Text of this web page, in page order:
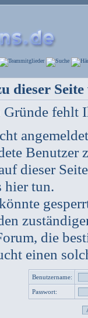
dieser
fehlt
Benutzer
dieser
hier tun.
die
einen
Benutzername:
Passwort: